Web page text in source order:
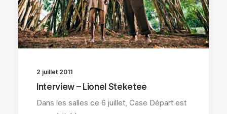
2 juillet 2011
Interview – Lionel Steketee
Dans les salles ce 6 juillet, Case Départ est